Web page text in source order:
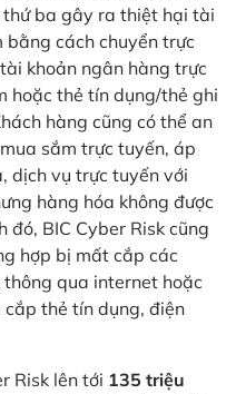
ba gây ra thiệt hại tài
bằng cách chuyển trực
khoản ngân hàng trực
hoặc thẻ tín dụng/thẻ ghi
hàng cũng có thể an
sắm trực tuyến, áp
dịch vụ trực tuyến với
hàng hóa không được
đó, BIC Cyber Risk cũng
hợp bị mất cắp các
qua internet hoặc
thẻ tín dụng, điện
Risk lên tới 135 triệu